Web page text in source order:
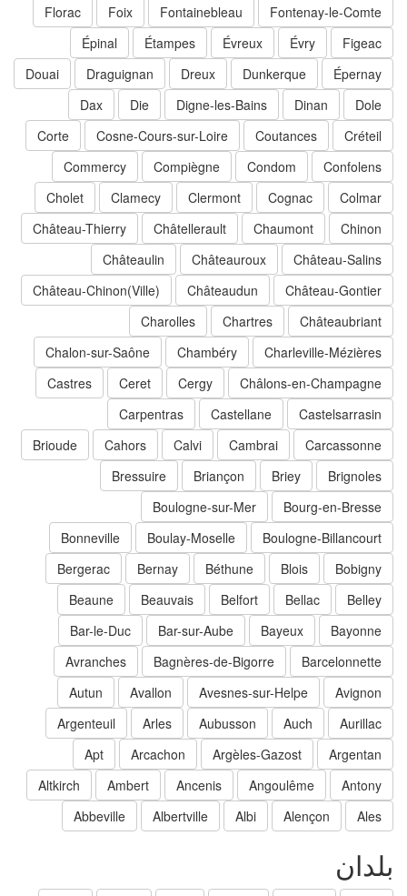
Fontenay-le-Comte
Fontainebleau
Foix
Florac
Figeac
Évry
Évreux
Étampes
Épinal
Épernay
Dunkerque
Dreux
Draguignan
Douai
Dole
Dinan
Digne-les-Bains
Créteil
Coutances
Cosne-Cours-sur-Loire
Corte
Confolens
Condom
Compiègne
Commercy
Colmar
Cognac
Clermont
Clamecy
Cholet
Chinon
Chaumont
Châtellerault
Château-Thierry
Château-Salins
Châteauroux
Châteaulin
Château-Gontier
Châteaudun
Château-Chinon(Ville)
Châteaubriant
Chartres
Charolles
Charleville-Mézières
Chambéry
Chalon-sur-Saône
Châlons-en-Champagne
Cergy
Ceret
Castres
Castelsarrasin
Castellane
Carpentras
Carcassonne
Cambrai
Calvi
Cahors
Brioude
Brignoles
Briey
Briançon
Bressuire
Bourg-en-Bresse
Boulogne-sur-Mer
Boulogne-Billancourt
Boulay-Moselle
Bonneville
Bobigny
Blois
Béthune
Bernay
Bergerac
Belley
Bellac
Belfort
Beauvais
Beaune
Bayonne
Bayeux
Bar-sur-Aube
Bar-le-Duc
Barcelonnette
Bagnères-de-Bigorre
Avranches
Avignon
Avesnes-sur-Helpe
Avallon
Autun
Aurillac
Auch
Aubusson
Arles
Argenteuil
Argentan
Argèles-Gazost
Arcachon
Antony
Angoulême
Ancenis
Ambert
Altkirch
Ales
Alençon
Albertville
Abbeville